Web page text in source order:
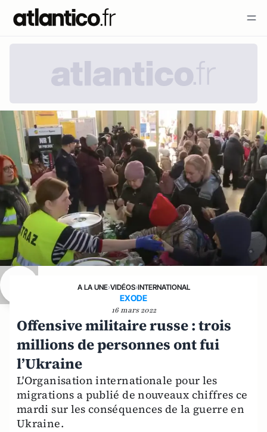
A LA UNE›VIDÉOS›INTERNATIONAL
EXODE
16 mars 2022
Offensive militaire russe : trois
millions de personnes ont fui
l’Ukraine
L'Organisation internationale pour les
migrations a publié de nouveaux chiffres ce
mardi sur les conséquences de la guerre en
Ukraine.